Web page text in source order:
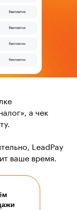
а чек
LeadPay
ваше время.